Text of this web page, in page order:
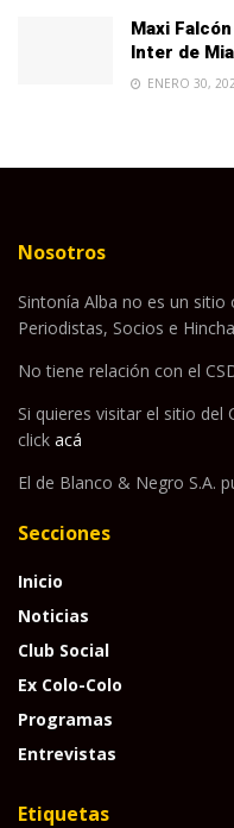
Maxi
Inter de
ENERO 30,
Nosotros
Sintonía Alba no es un
Periodistas, Socios e
No tiene relación con el
Si quieres visitar el sitio del
click acá
El de Blanco & Negro S.A.
Secciones
Inicio
Noticias
Club Social
Ex Colo-Colo
Programas
Entrevistas
Etiquetas